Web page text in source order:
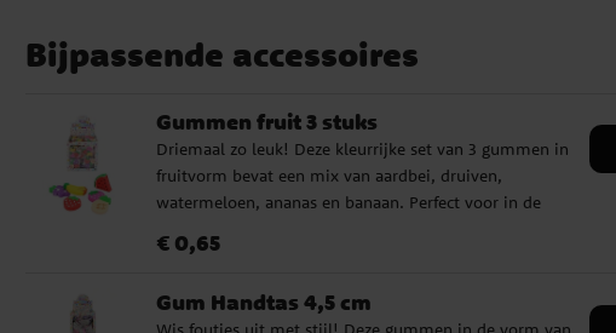
Bijpassende accessoires
Gummen fruit 3 stuks
Driemaal zo leuk! Deze kleurrijke set van 3 gummen in
fruitvorm bevat een mix van aardbei, druiven,
watermeloen, ananas en banaan. Perfect voor in de
willekeurig geleverd. Niet geschikt voor kinderen
Willekeurig geleverd ✔️ Perfect voor traktaties of
Prijs :€ 0,65
€ 0,65
Gum Handtas 4,5 cm